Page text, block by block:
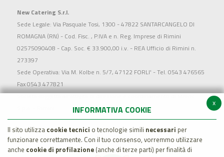
New Catering S.r.l.
Sede Legale: Via Pasquale Tosi, 1300 - 47822 SANTARCANGELO DI
ROMAGNA (RN) - Cod. Fisc. , P.IVA e n. Reg. Imprese di Rimini
02575090408 - Cap. Soc. € 33.900,00 i.v. - REA Ufficio di Rimini n.
273397
Sede Operativa: Via M. Kolbe n. 5/7, 47122 FORLI' - Tel. 0543 476565
Fax 0543 477821
Società soggetta all'attività di direzione e coordinamento di MARR
x
INFORMATIVA COOKIE
Il sito utilizza cookie tecnici o tecnologie simili necessari per
funzionare correttamente. Con il tuo consenso, vorremmo utilizzare
anche cookie di profilazione (anche di terze parti) per finalità di